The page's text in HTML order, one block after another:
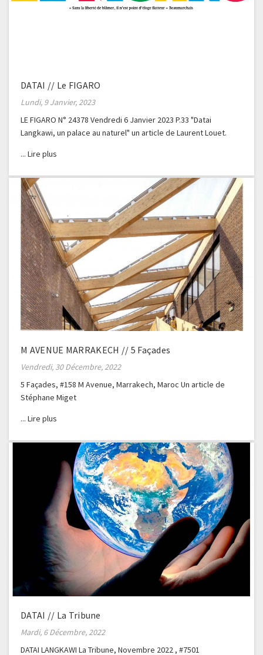
DATAI // Le FIGARO
Lundi, 9 Janvier, 2023
LE FIGARO N° 24378 Vendredi 6 Janvier 2023 P.33 "Datai
Langkawi, un palace au naturel" un article de Laurent Louet.
M AVENUE MARRAKECH // 5 Façades
Vendredi, 30 Décembre, 2022
5 Façades, #158 M Avenue, Marrakech, Maroc Un article de
Stéphane Miget
DATAI // La Tribune
Mardi, 6 Décembre, 2022
DATAI LANGKAWI La Tribune, Novembre 2022 , #7501